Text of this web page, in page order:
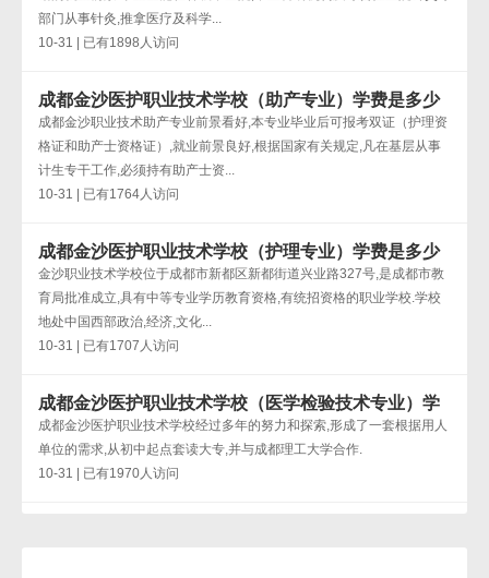
部门从事针灸,推拿医疗及科学...
10-31 | 已有1898人访问
成都金沙医护职业技术学校（助产专业）学费是多少
成都金沙职业技术助产专业前景看好,本专业毕业后可报考双证（护理资
格证和助产士资格证）,就业前景良好,根据国家有关规定,凡在基层从事
计生专干工作,必须持有助产士资...
10-31 | 已有1764人访问
成都金沙医护职业技术学校（护理专业）学费是多少
金沙职业技术学校位于成都市新都区新都街道兴业路327号,是成都市教
育局批准成立,具有中等专业学历教育资格,有统招资格的职业学校.学校
地处中国西部政治,经济,文化...
10-31 | 已有1707人访问
成都金沙医护职业技术学校（医学检验技术专业）学
费是多少
成都金沙医护职业技术学校经过多年的努力和探索,形成了一套根据用人
单位的需求,从初中起点套读大专,并与成都理工大学合作.
10-31 | 已有1970人访问